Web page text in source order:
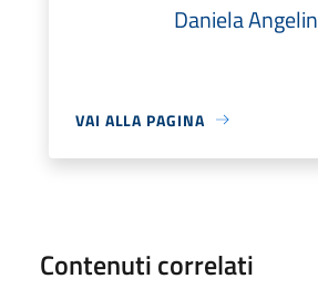
Daniela
VAI ALLA PAGINA
Contenuti correlati